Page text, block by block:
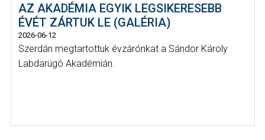
AZ AKADÉMIA EGYIK LEGSIKERESEBB
ÉVÉT ZÁRTUK LE (GALÉRIA)
2026-06-12
Szerdán megtartottuk évzárónkat a Sándor Károly
Labdarúgó Akadémián.